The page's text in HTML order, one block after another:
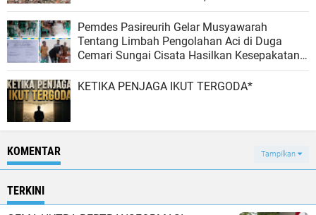
SISTEM PENGELOLAAN SAMPAH BARU
Pemdes Pasireurih Gelar Musyawarah
Tentang Limbah Pengolahan Aci di Duga
Cemari Sungai Cisata Hasilkan Kesepakatan
Tutup Sementara
KETIKA PENJAGA IKUT TERGODA*
KOMENTAR Tampilkan
TERKINI